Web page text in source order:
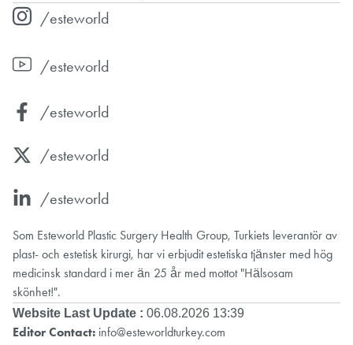
/esteworld
/esteworld
/esteworld
/esteworld
/esteworld
Som Esteworld Plastic Surgery Health Group, Turkiets leverantör av
plast- och estetisk kirurgi, har vi erbjudit estetiska tjänster med hög
medicinsk standard i mer än 25 år med mottot "Hälsosam
skönhet!".
Website Last Update : 06.08.2026 13:39
Editor Contact: info@esteworldturkey.com